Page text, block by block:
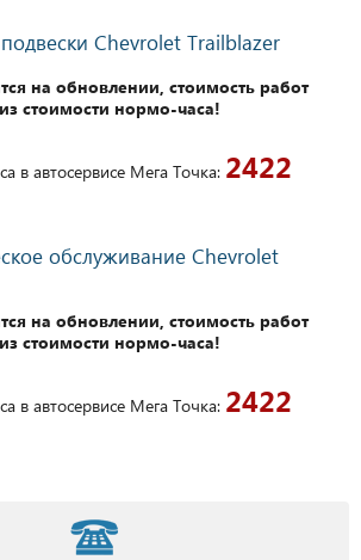
Chevrolet Trailblazer
на обновлении, стоимость работ
стоимости нормо-часа!
в автосервисе Мега Точка: 2422
обслуживание Chevrolet
на обновлении, стоимость работ
стоимости нормо-часа!
в автосервисе Мега Точка: 2422